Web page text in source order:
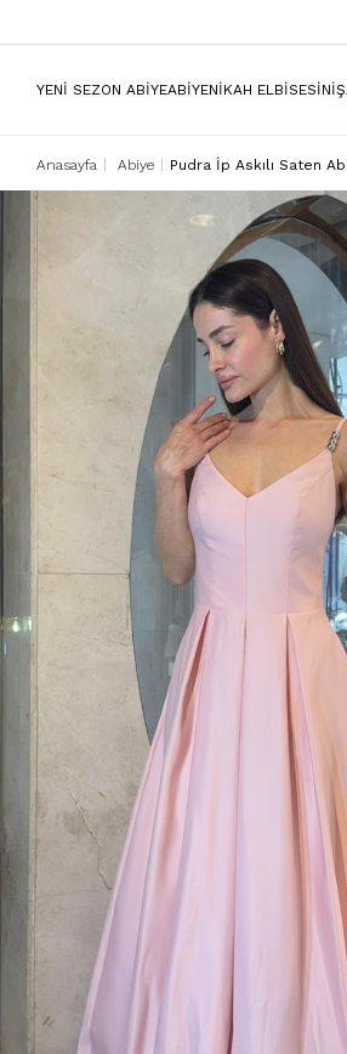
YENİ SEZON ABİYEABİYENİKAH ELBİSESİ
Anasayfa Abiye Pudra İp Askılı Saten